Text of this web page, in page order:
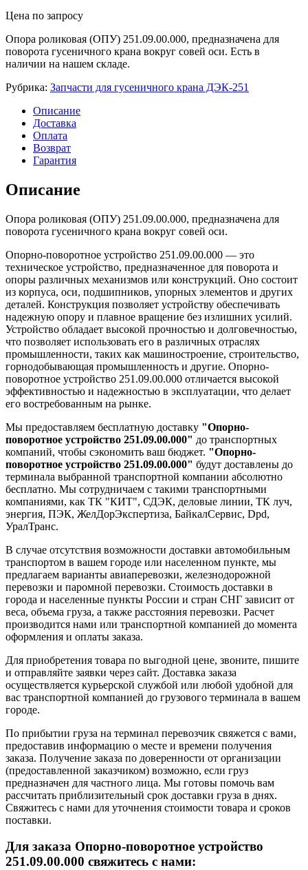
Цена по запросу
Опора роликовая (ОПУ) 251.09.00.000, предназначена для
поворота гусеничного крана вокруг совей оси. Есть в
наличии на нашем складе.
Рубрика: Запчасти для гусеничного крана ДЭК-251
Описание
Доставка
Оплата
Возврат
Гарантия
Описание
Опора роликовая (ОПУ) 251.09.00.000, предназначена для
поворота гусеничного крана вокруг совей оси.
Опорно-поворотное устройство 251.09.00.000 — это
техническое устройство, предназначенное для поворота и
опоры различных механизмов или конструкций. Оно состоит
из корпуса, оси, подшипников, упорных элементов и других
деталей. Конструкция позволяет устройству обеспечивать
надежную опору и плавное вращение без излишних усилий.
Устройство обладает высокой прочностью и долговечностью,
что позволяет использовать его в различных отраслях
промышленности, таких как машиностроение, строительство,
горнодобывающая промышленность и другие. Опорно-
поворотное устройство 251.09.00.000 отличается высокой
эффективностью и надежностью в эксплуатации, что делает
его востребованным на рынке.
Мы предоставляем бесплатную доставку "Опорно-
поворотное устройство 251.09.00.000" до транспортных
компаний, чтобы сэкономить ваш бюджет. "Опорно-
поворотное устройство 251.09.00.000" будут доставлены до
терминала выбранной транспортной компании абсолютно
бесплатно. Мы сотрудничаем с такими транспортными
компаниями, как ТК "КИТ", СДЭК, деловые линии, ТК луч,
энергия, ПЭК, ЖелДорЭкспертиза, БайкалСервис, Dpd,
УралТранс.
В случае отсутствия возможности доставки автомобильным
транспортом в вашем городе или населенном пункте, мы
предлагаем варианты авиаперевозки, железнодорожной
перевозки и паромной перевозки. Стоимость доставки в
города и населенные пункты России и стран СНГ зависит от
веса, объема груза, а также расстояния перевозки. Расчет
производится нами или транспортной компанией до момента
оформления и оплаты заказа.
Для приобретения товара по выгодной цене, звоните, пишите
и отправляйте заявки через сайт. Доставка заказа
осуществляется курьерской службой или любой удобной для
вас транспортной компанией до грузового терминала в вашем
городе.
По прибытии груза на терминал перевозчик свяжется с вами,
предоставив информацию о месте и времени получения
заказа. Получение заказа по доверенности от организации
(предоставленной заказчиком) возможно, если груз
предназначен для частного лица. Мы готовы помочь вам
рассчитать приблизительный срок доставки груза в днях.
Свяжитесь с нами для уточнения стоимости товара и сроков
поставки.
Для заказа Опорно-поворотное устройство
251.09.00.000 свяжитесь с нами: